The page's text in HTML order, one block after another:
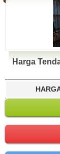
Harga